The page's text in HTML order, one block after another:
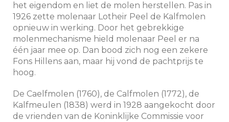
het eigendom en liet de molen herstellen. Pas in
1926 zette molenaar Lotheir Peel de Kalfmolen
opnieuw in werking. Door het gebrekkige
molenmechanisme hield molenaar Peel er na
één jaar mee op. Dan bood zich nog een zekere
Fons Hillens aan, maar hij vond de pachtprijs te
hoog.
De Caelfmolen (1760), de Calfmolen (1772), de
Kalfmeulen (1838) werd in 1928 aangekocht door
de vrienden van de Koninklijke Commissie voor